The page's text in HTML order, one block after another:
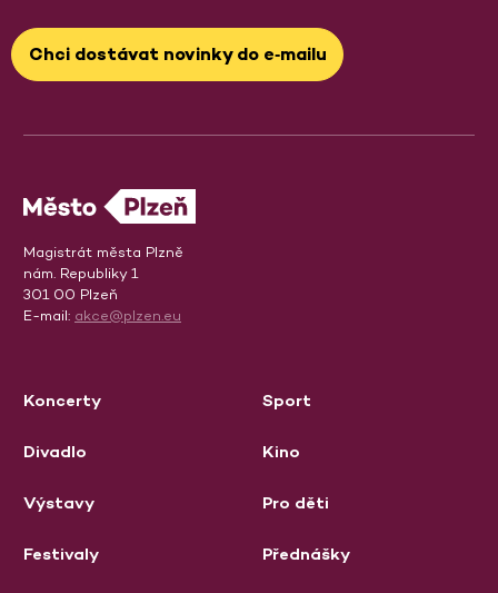
Chci dostávat novinky do e‑mailu
Magistrát města Plzně
nám. Republiky 1
301 00 Plzeň
E-mail: akce@plzen.eu
Koncerty
Divadlo
Výstavy
Festivaly
Sport
Kino
Pro děti
Přednášky